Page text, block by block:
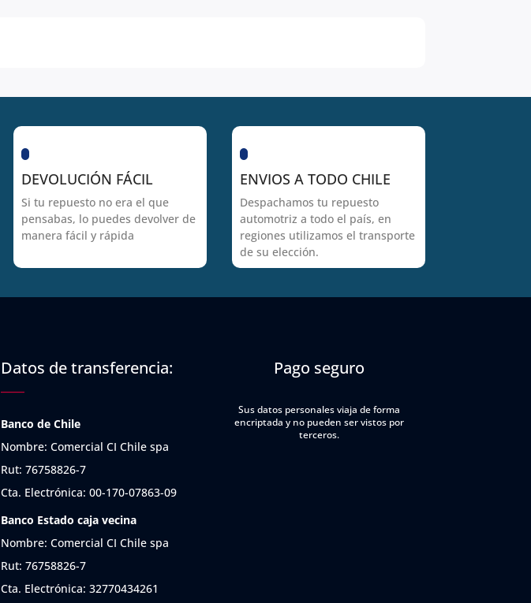
DEVOLUCIÓN FÁCIL
Si tu repuesto no era el que
pensabas, lo puedes devolver de
manera fácil y rápida
ENVIOS A TODO CHILE
Despachamos tu repuesto
automotriz a todo el país, en
regiones utilizamos el transporte
de su elección.
Datos de transferencia:
Banco de Chile
Nombre: Comercial CI Chile spa
Rut: 76758826-7
Cta. Electrónica: 00-170-07863-09
Banco Estado caja vecina
Nombre: Comercial CI Chile spa
Rut: 76758826-7
Cta. Electrónica: 32770434261
Pago seguro
Sus datos personales viaja de forma
encriptada y no pueden ser vistos por
terceros.